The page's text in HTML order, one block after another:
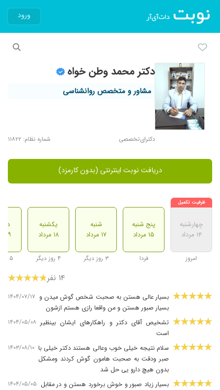
ورود
دکتر محمد وطن خواه
مشاور و متخصص روانشناسی
دکترای‌تخصصی شماره نظام: ۱۱۸۲۲
دریافت نوبت اینترنتی (بدون کارمزد)
چهارشنبه
۱۴ مرداد
امروز
پنج شنبه
۱۵ مرداد
فردا
شنبه
۱۷ مرداد
۳ روز دیگر
یکشنبه
۱۸ مرداد
۴ روز دیگر
۱۹ مرداد
۵ روز دیگر
۱۴ نفر
بسیار عالی هستن به صحبت شخص گوش میدن و
بسیار صبور هستن و من واقعا رازی هستم ازشون
۱۴۰۴/۰۷/۱۷
تشخیص آقای دکتر و راهکارهای ایشان بینظیر
است
۱۴۰۴/۰۵/۰۸
سلام نتیجه خیلی خوب وعالی هستند دکتر خیلی با
صبر ودقت به صحبت هامون گوش کردند ومشکل
بدون هیچ دارو یی حل شد
۱۴۰۳/۰۸/۱۰
بسیار زیاد صبور و خوش برخورد هستن و در مقابل ۱۴۰۴/۰۵/۰۵